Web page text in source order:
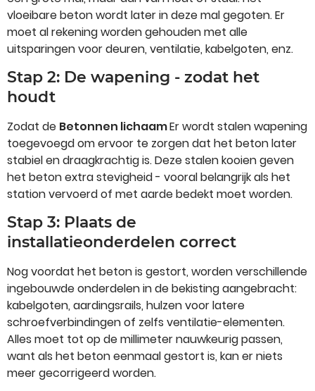
vloeibare beton wordt later in deze mal gegoten. Er
moet al rekening worden gehouden met alle
uitsparingen voor deuren, ventilatie, kabelgoten, enz.
Stap 2: De wapening - zodat het
houdt
Zodat de Betonnen lichaamEr wordt stalen wapening
toegevoegd om ervoor te zorgen dat het beton later
stabiel en draagkrachtig is. Deze stalen kooien geven
het beton extra stevigheid - vooral belangrijk als het
station vervoerd of met aarde bedekt moet worden.
Stap 3: Plaats de
installatieonderdelen correct
Nog voordat het beton is gestort, worden verschillende
ingebouwde onderdelen in de bekisting aangebracht:
kabelgoten, aardingsrails, hulzen voor latere
schroefverbindingen of zelfs ventilatie-elementen.
Alles moet tot op de millimeter nauwkeurig passen,
want als het beton eenmaal gestort is, kan er niets
meer gecorrigeerd worden.